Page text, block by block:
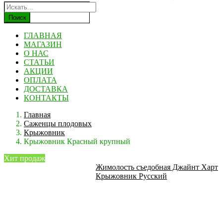
Поиск
ГЛАВНАЯ
МАГАЗИН
О НАС
СТАТЬИ
АКЦИИ
ОПЛАТА
ДОСТАВКА
КОНТАКТЫ
Главная
Саженцы плодовых
Крыжовник
Крыжовник Красный крупный
Жимолость съедобная Джайнт Харт
Крыжовник Русский
Хит продаж